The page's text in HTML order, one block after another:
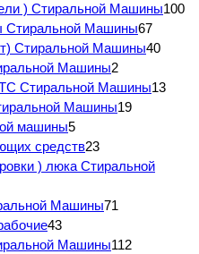
) Стиральной Машины100
Стиральной Машины67
Стиральной Машины40
Машины2
Стиральной Машины13
Машины19
машины5
средств23
) люка Стиральной
Машины71
43
Машины112